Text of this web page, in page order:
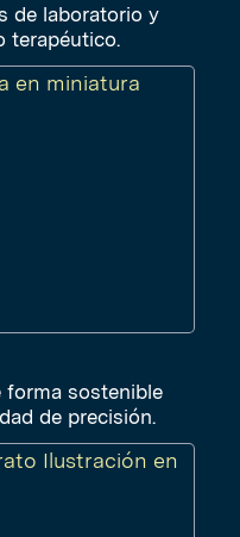
de laboratorio y
terapéutico.
forma sostenible
de precisión.